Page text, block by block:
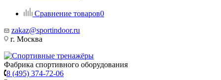
Сравнение товаров0
zakaz@sportindoor.ru
г. Москва
Фабрика спортивного оборудования
8 (495) 374-72-06